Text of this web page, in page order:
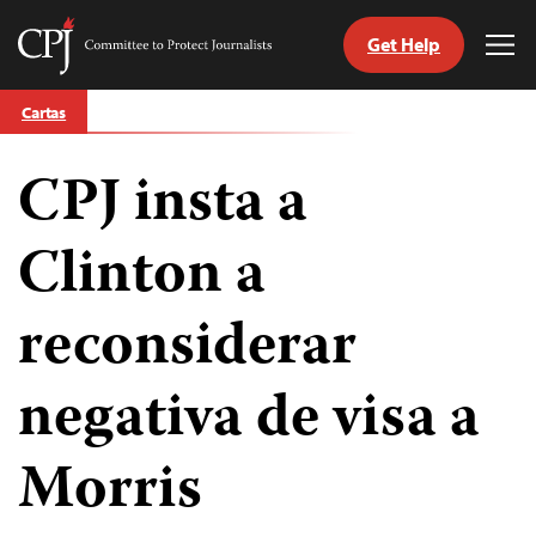
Skip
to
Committee
Journalists
Get Help
Cartas
CPJ insta a
Clinton a
reconsiderar
negativa de visa a
Morris